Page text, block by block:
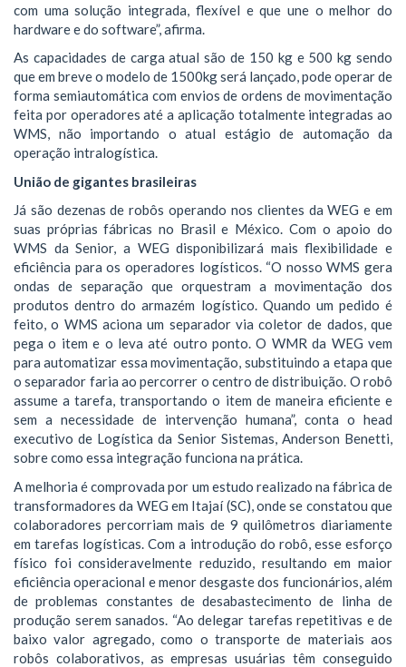
com uma solução integrada, flexível e que une o melhor do
hardware e do software”, afirma.
As capacidades de carga atual são de 150 kg e 500 kg sendo
que em breve o modelo de 1500kg será lançado, pode operar de
forma semiautomática com envios de ordens de movimentação
feita por operadores até a aplicação totalmente integradas ao
WMS, não importando o atual estágio de automação da
operação intralogística.
União de gigantes brasileiras
Já são dezenas de robôs operando nos clientes da WEG e em
suas próprias fábricas no Brasil e México. Com o apoio do
WMS da Senior, a WEG disponibilizará mais flexibilidade e
eficiência para os operadores logísticos. “O nosso WMS gera
ondas de separação que orquestram a movimentação dos
produtos dentro do armazém logístico. Quando um pedido é
feito, o WMS aciona um separador via coletor de dados, que
pega o item e o leva até outro ponto. O WMR da WEG vem
para automatizar essa movimentação, substituindo a etapa que
o separador faria ao percorrer o centro de distribuição. O robô
assume a tarefa, transportando o item de maneira eficiente e
sem a necessidade de intervenção humana”, conta o head
executivo de Logística da Senior Sistemas, Anderson Benetti,
sobre como essa integração funciona na prática.
A melhoria é comprovada por um estudo realizado na fábrica de
transformadores da WEG em Itajaí (SC), onde se constatou que
colaboradores percorriam mais de 9 quilômetros diariamente
em tarefas logísticas. Com a introdução do robô, esse esforço
físico foi consideravelmente reduzido, resultando em maior
eficiência operacional e menor desgaste dos funcionários, além
de problemas constantes de desabastecimento de linha de
produção serem sanados. “Ao delegar tarefas repetitivas e de
baixo valor agregado, como o transporte de materiais aos
robôs colaborativos, as empresas usuárias têm conseguido